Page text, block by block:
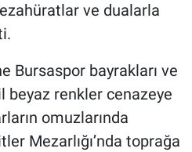
ve dualarla
Bursaspor bayrakları ve
beyaz renkler cenazeye
omuzlarında
Mezarlığı’nda toprağa